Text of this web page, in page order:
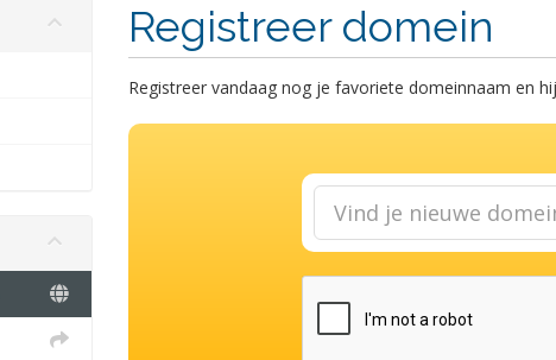
Registreer domein
Registreer vandaag nog je favoriete domeinnaam en